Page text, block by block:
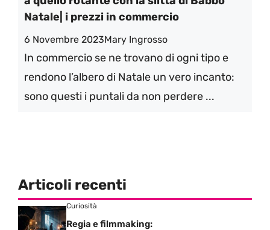
Natale| i prezzi in commercio
6 Novembre 2023Mary Ingrosso
In commercio se ne trovano di ogni tipo e
rendono l’albero di Natale un vero incanto:
sono questi i puntali da non perdere ...
Articoli recenti
Curiosità
Regia e filmmaking: